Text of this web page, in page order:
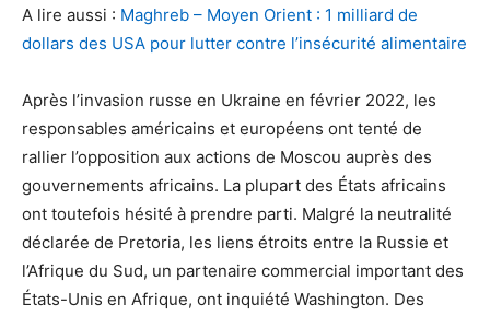
A lire aussi : Maghreb – Moyen Orient : 1 milliard de
dollars des USA pour lutter contre l’insécurité alimentaire
Après l’invasion russe en Ukraine en février 2022, les
responsables américains et européens ont tenté de
rallier l’opposition aux actions de Moscou auprès des
gouvernements africains. La plupart des États africains
ont toutefois hésité à prendre parti. Malgré la neutralité
déclarée de Pretoria, les liens étroits entre la Russie et
l’Afrique du Sud, un partenaire commercial important des
États-Unis en Afrique, ont inquiété Washington. Des